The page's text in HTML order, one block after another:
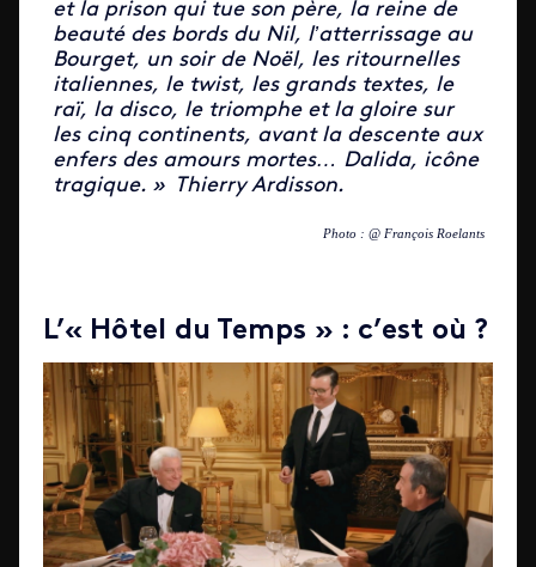
et la prison qui tue son père, la reine de
beauté des bords du Nil, l’atterrissage au
Bourget, un soir de Noël, les ritournelles
italiennes, le twist, les grands textes, le
raï, la disco, le triomphe et la gloire sur
les cinq continents, avant la descente aux
enfers des amours mortes… Dalida, icône
tragique. » Thierry Ardisson.
Photo : @ François Roelants
L’« Hôtel du Temps » : c’est où ?